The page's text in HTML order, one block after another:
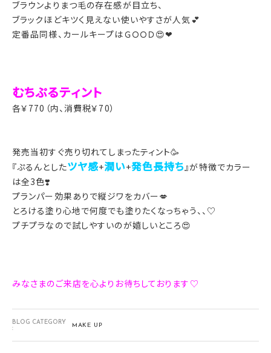
ブラウンよりまつ毛の存在感が目立ち、
ブラックほどキツく見えない使いやすさが人気💕
定番品同様、カールキープはＧＯＯＤ😍❤︎
むちぷるティント
各￥770（内、消費税￥70）
発売当初すぐ売り切れてしまったティント🥳
『ぷるんとしたツヤ感+潤い+発色長持ち』が特徴でカラー
は全3色❣️
プランパー効果ありで縦ジワをカバー💋
とろける塗り心地で何度でも塗りたくなっちゃう、、♡
プチプラなので試しやすいのが嬉しいところ😍
みなさまのご来店を心よりお待ちしております♡
BLOG CATEGORY
:
MAKE UP